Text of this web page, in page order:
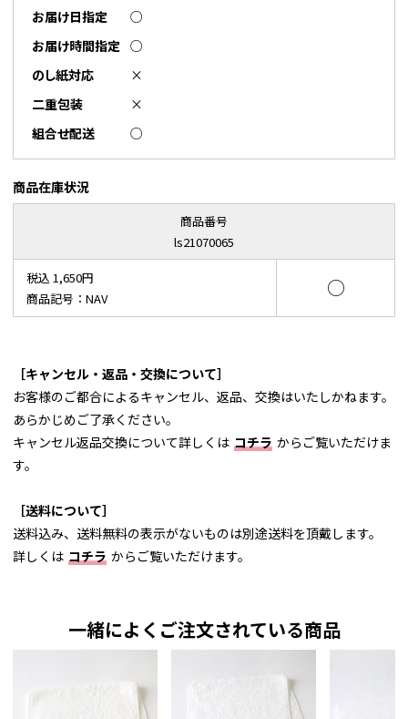
お届け日指定
○
お届け時間指定 ○
のし紙対応
×
二重包装
×
組合せ配送
○
商品在庫状況
商品番号
ls21070065
税込 1,650円
商品記号：NAV
○
［キャンセル・返品・交換について］
お客様のご都合によるキャンセル、返品、交換はいたしかねます。
あらかじめご了承ください。
キャンセル返品交換について詳しくは コチラ からご覧いただけま
す。
［送料について］
送料込み、送料無料の表示がないものは別途送料を頂戴します。
詳しくは コチラ からご覧いただけます。
一緒によくご注文されている商品